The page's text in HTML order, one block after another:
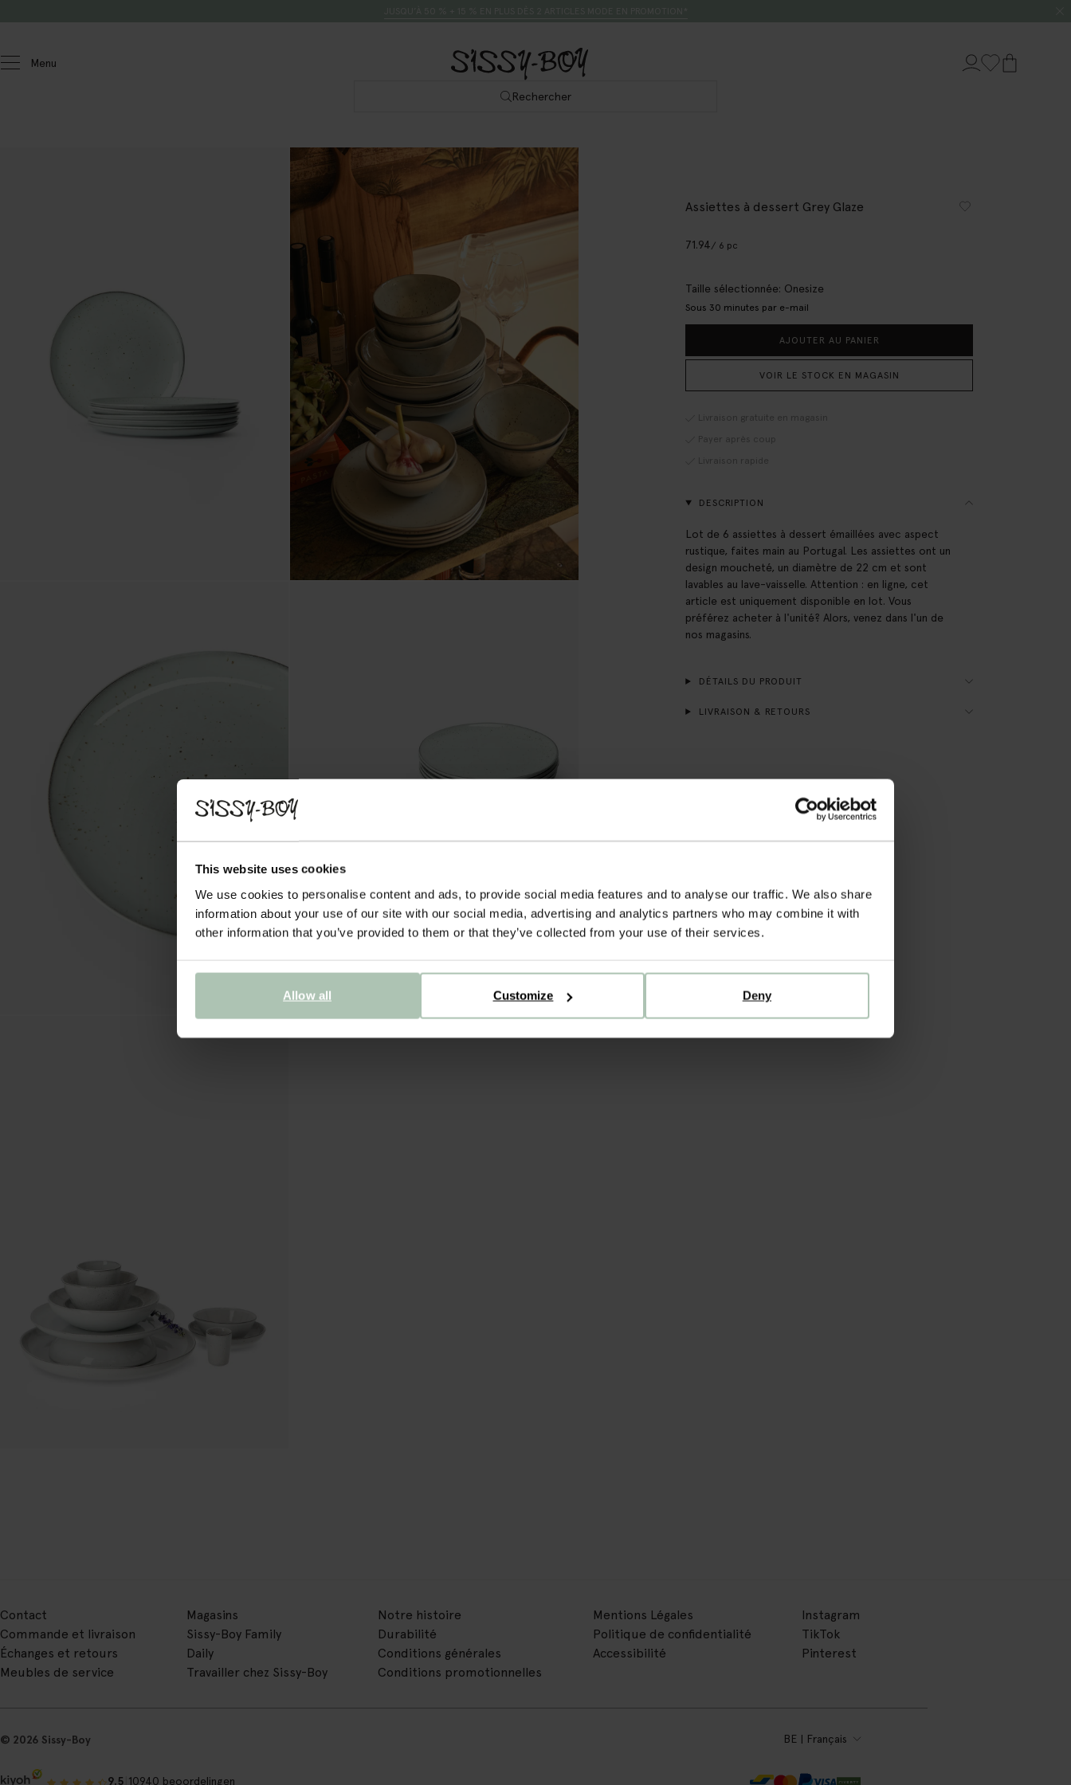
This website uses cookies
We use cookies to personalise content and ads, to provide social media features and to analyse our traffic. We also share
information about your use of our site with our social media, advertising and analytics partners who may combine it with
other information that you’ve provided to them or that they’ve collected from your use of their services.
Deny
Customize
Allow all
Menu
Rechercher
Assiettes à dessert Grey Glaze
71.94/ 6 pc
Taille sélectionnée: Onesize
Sous 30 minutes par e-mail
AJOUTER AU PANIER
VOIR LE STOCK EN MAGASIN
Livraison gratuite en magasin
Payer après coup
Livraison rapide
DESCRIPTION
Lot de 6 assiettes à dessert émaillées avec aspect
rustique, faites main au Portugal. Les assiettes ont un
design moucheté, un diamètre de 22 cm et sont
lavables au lave-vaisselle. Attention : en ligne, cet
article est uniquement disponible en lot. Vous
préférez acheter à l'unité? Alors, venez dans l'un de
nos magasins.
DÉTAILS DU PRODUIT
LIVRAISON & RETOURS
Contact
Commande et livraison
Échanges et retours
Meubles de service
Magasins
Sissy-Boy Family
Daily
Travailler chez Sissy-Boy
Notre histoire
Durabilité
Conditions générales
Conditions promotionnelles
Mentions Légales
Politique de confidentialité
Accessibilité
Instagram
TikTok
Pinterest
BE | Français
© 2026 Sissy-Boy
9.5 10940 beoordelingen